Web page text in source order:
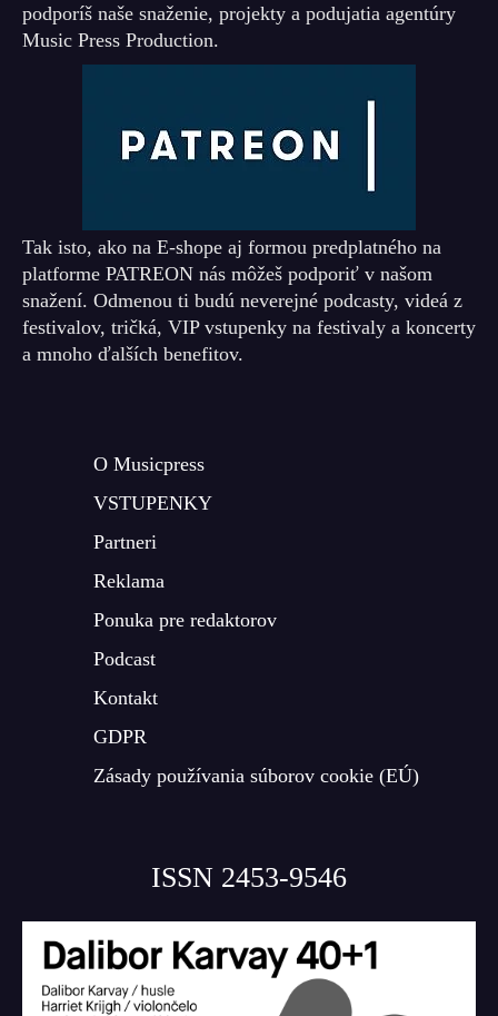
podporíš naše snaženie, projekty a podujatia agentúry
Music Press Production.
Tak isto, ako na E-shope aj formou predplatného na
platforme PATREON nás môžeš podporiť v našom
snažení. Odmenou ti budú neverejné podcasty, videá z
festivalov, tričká, VIP vstupenky na festivaly a koncerty
a mnoho ďalších benefitov.
O Musicpress
VSTUPENKY
Partneri
Reklama
Ponuka pre redaktorov
Podcast
Kontakt
GDPR
Zásady používania súborov cookie (EÚ)
ISSN 2453-9546